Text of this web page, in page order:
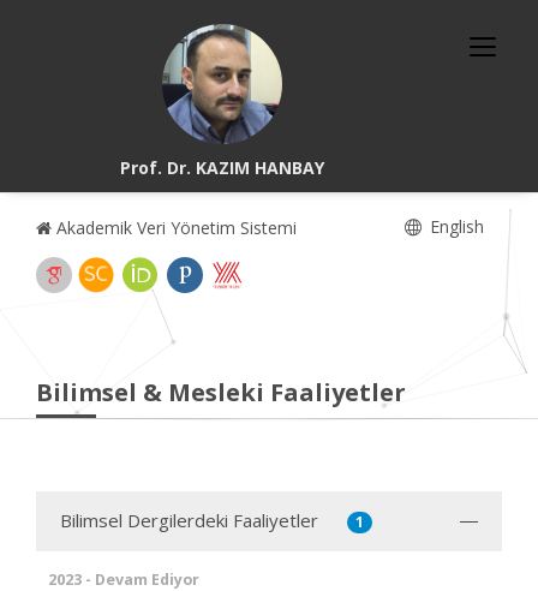
Prof. Dr. KAZIM HANBAY
Akademik Veri Yönetim Sistemi English
Bilimsel & Mesleki Faaliyetler
Bilimsel Dergilerdeki Faaliyetler 1
2023 - Devam Ediyor